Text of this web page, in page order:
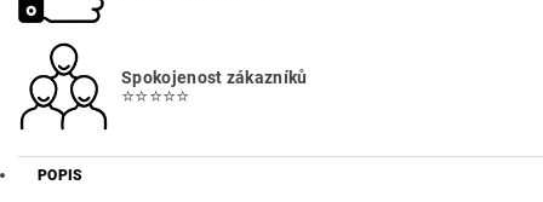
Spokojenost zákazníků
⭐⭐⭐⭐⭐
POPIS